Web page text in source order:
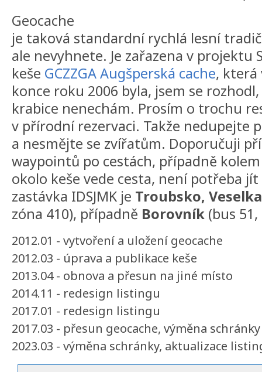
Geocache
je taková standardní rychlá lesní
ale nevyhnete. Je zařazena v projektu
keše GCZZGA Augšperská cache, která
konce roku 2006 byla, jsem se
krabice nenechám. Prosím o trochu
v přírodní rezervaci. Takže nedupejte
a nesmějte se zvířatům. Doporučuji
waypointů po cestách, případně
okolo keše vede cesta, není potřeba
zastávka IDSJMK je Troubsko, Veselka
zóna 410), případně Borovník (bus
2012.01 - vytvoření a uložení geocache
2012.03 - úprava a publikace keše
2013.04 - obnova a přesun na jiné místo
2014.11 - redesign listingu
2017.01 - redesign listingu
2017.03 - přesun geocache, výměna schránky
2023.03 - výměna schránky, aktualizace